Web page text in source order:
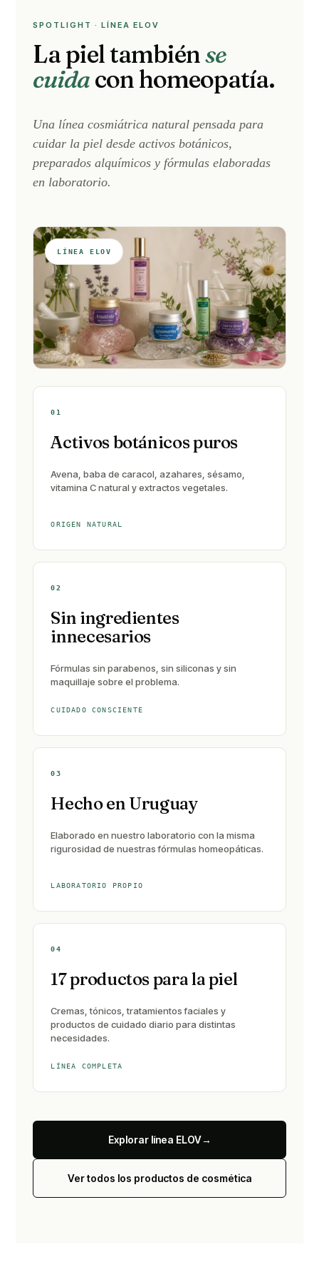
SPOTLIGHT · LÍNEA ELOV
La piel tambiénse
cuidacon homeopatía.
Una línea cosmiátrica natural pensada para
cuidar la piel desde activos botánicos,
preparados alquímicos y fórmulas elaboradas
en laboratorio.
LÍNEA ELOV
01
Activos botánicos puros
Avena, baba de caracol, azahares, sésamo,
vitamina C natural y extractos vegetales.
ORIGEN NATURAL
02
Sin ingredientes
innecesarios
Fórmulas sin parabenos, sin siliconas y sin
maquillaje sobre el problema.
CUIDADO CONSCIENTE
03
Hecho en Uruguay
Elaborado en nuestro laboratorio con la misma
rigurosidad de nuestras fórmulas homeopáticas.
LABORATORIO PROPIO
04
17 productos para la piel
Cremas, tónicos, tratamientos faciales y
productos de cuidado diario para distintas
necesidades.
LÍNEA COMPLETA
Explorar línea ELOV→
Ver todos los productos de cosmética